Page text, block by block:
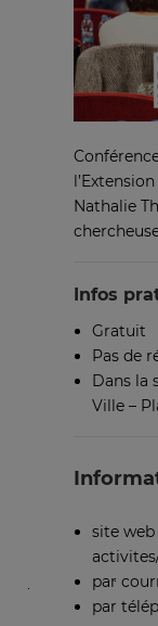
Nathalie
Infos
Gratuit
Pas de
Dans la
Ville –
site web
par
par